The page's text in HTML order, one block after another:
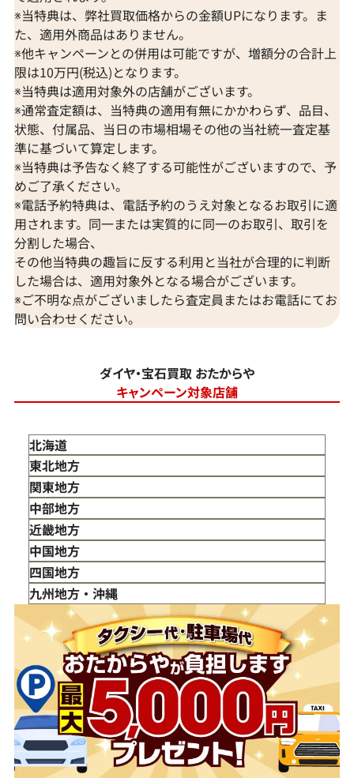
※当特典は、弊社買取価格からの金額UPになります。ま
た、適用外商品はありません。
※他キャンペーンとの併用は可能ですが、増額分の合計上
限は10万円(税込)となります。
※当特典は適用対象外の店舗がございます。
※通常査定額は、当特典の適用有無にかかわらず、品目、
状態、付属品、当日の市場相場その他の当社統一査定基
準に基づいて算定します。
※当特典は予告なく終了する可能性がございますので、予
めご了承ください。
※電話予約特典は、電話予約のうえ対象となるお取引に適
用されます。同一または実質的に同一のお取引、取引を
分割した場合、
その他当特典の趣旨に反する利用と当社が合理的に判断
した場合は、適用対象外となる場合がございます。
※ご不明な点がございましたら査定員またはお電話にてお
問い合わせください。
ダイヤ・宝石買取 おたからや
キャンペーン対象店舗
北海道
東北地方
青森県
岩手県
宮城県
秋田県
山形県
福島県
関東地方
東京都
神奈川県
埼玉県
千葉県
茨城県
栃木県
群馬県
中部地方
新潟県
富山県
石川県
山梨県
長野県
岐阜県
静岡県
愛知県
近畿地方
三重県
滋賀県
京都府
大阪府
兵庫県
奈良県
和歌山県
中国地方
鳥取県
島根県
岡山県
広島県
山口県
四国地方
徳島県
香川県
愛媛県
九州地方・沖縄
福岡県
佐賀県
長崎県
熊本県
大分県
宮崎県
鹿児島県